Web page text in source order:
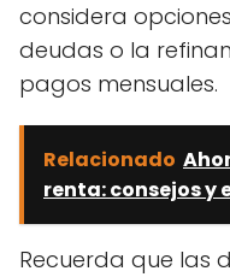
considera
deudas o la
pagos mensuales.
Relacionado
renta: consejos y
Recuerda que las